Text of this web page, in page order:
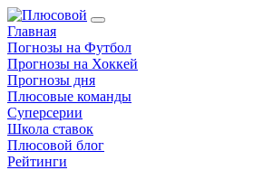
Главная
Погнозы на Футбол
Прогнозы на Хоккей
Прогнозы дня
Плюсовые команды
Суперсерии
Школа ставок
Плюсовой блог
Рейтинги